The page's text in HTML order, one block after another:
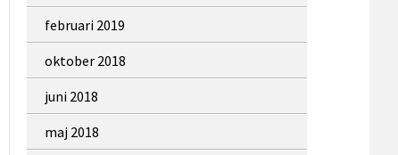
februari 2019
oktober 2018
juni 2018
maj 2018